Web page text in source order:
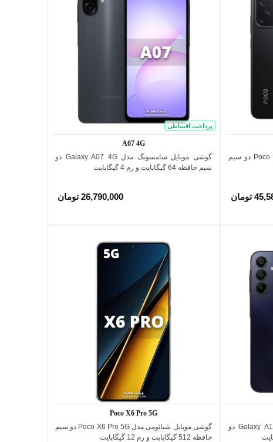
مشکی
گوشی موبایل شیائومی مدل Poco C85 4G دو سیم
تومان
پرداخت اقساطی
اضافه به مقایسه
A07 4G
گوشی موبایل سامسونگ مدل Galaxy A07 4G دو
سیم حافظه 64 گیگابایت و رم 4 گیگابایت
26,790,000 تومان
گوشی موبایل سامسونگ مدل Galaxy A15 4G دو
اضافه به مقایسه
Poco X6 Pro 5G
گوشی موبایل شیائومی مدل Poco X6 Pro 5G دو سیم
حافظه 512 گیگابایت و رم 12 گیگابایت